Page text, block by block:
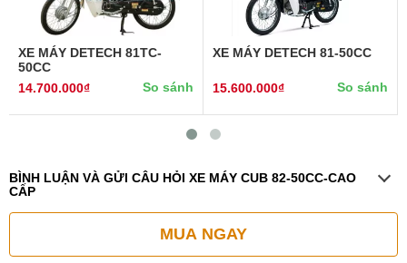
XE MÁY DETECH 81TC-
50CC
14.700.000₫
So sánh
XE MÁY DETECH 81-50CC
15.600.000₫ So sánh
BÌNH LUẬN VÀ GỬI CÂU HỎI XE MÁY CUB 82-50CC-CAO
CẤP
MUA NGAY